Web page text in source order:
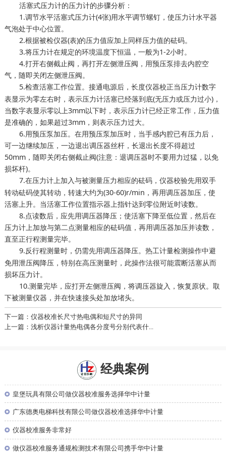
活塞式压力计的压力计的步骤分析：
1.调节水平活塞式压力计(4张)用水平调节螺钉，使压力计水平器
气泡处于中心位置。
2.根据被检仪器(表)的压力值应加上同样压力值的砝码。
3.将压力计在规定的环境温度下恒温，一般为1-2小时。
4.打开右侧截止阀，再打开左侧泄压阀，用预压泵排去内腔空
气，随即关闭左侧泄压阀。
5.检查活塞工作位置。接通电源后， 长度仪器校正当压力计数字
表显示为零左右时，表示压力计活塞已经落到底(无压力或压力过小)，
当数字表显示零以上3mm以下时，表示压力计已经正常工作，压力值
是准确的，如果超过3mm，则表示压力过大。
6.用预压泵加压。在用预压泵加压时，当手感内腔已有压力后，
可一边继续加压，一边退出调压器丝杆，长退出长度不得超过
50mm，随即关闭右侧截止阀(注意：退调压器时不要用力过猛，以免
损坏杆)。
7.在压力计上加入与被测量压力相应的砝码， 仪器校验先用双手
转动砝码使其转动，转速大约为(30-60)r/min，再用调压器加压，使
活塞上升。当活塞工作位置指示器上指针达到零位附近时读数。
8.点读数后，应先用调压器降压；使活塞下降至低位置，然后在
压力计上加放与第二点测量相应的砝码值，再用调压器加压并读数，
直至正行程测量完毕。
9.反行程测量时，仍需先用调压器降压。 热工计量检测操作中避
免用泄压阀降压，特别在高压测量时，此操作法很可能震断活塞从而
损坏压力计。
10.测量完毕，应打开左侧泄压阀，将调压器旋入，恢复原状。取
下被测量仪器，并在快速接头处加放堵头。
下一篇：仪器校准长尺寸热电偶和短尺寸的异同
上一篇：浅析仪器计量热电偶各分度号分别代表什...
经典案例
◎ 皇堡玩具有限公司做仪器校准服务选择华中计量
◎ 广东德奥电梯科技有限公司做仪器校准选择华中计量
◎ 仪器校准服务非常好
◎ 做仪器校准服务通规检测技术有限公司携手华中计量